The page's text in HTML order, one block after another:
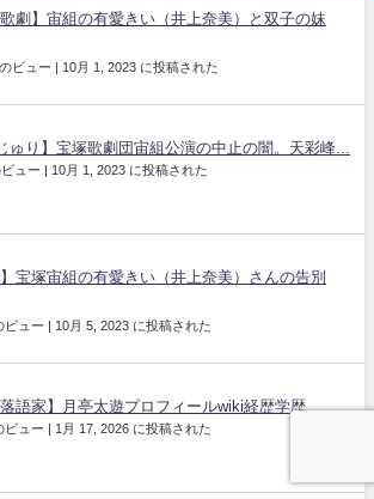
歌劇】宙組の有愛きい（井上奈美）と双子の妹
ビュー | 10月 1, 2023 に投稿された
ゅり】宝塚歌劇団宙組公演の中止の闇。天彩峰...
ュー | 10月 1, 2023 に投稿された
】宝塚宙組の有愛きい（井上奈美）さんの告別
ビュー | 10月 5, 2023 に投稿された
落語家】月亭太遊プロフィールwiki経歴学歴...
ビュー | 1月 17, 2026 に投稿された